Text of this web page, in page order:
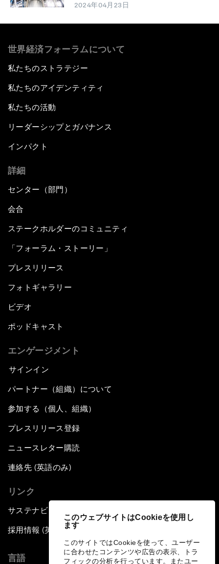
このウェブサイトはCookieを使用し
ます
このサイトではCookieを使って、ユーザー
に合わせたコンテンツや広告の表示、トラ
フィックの分析を行っています。またユー
2024年04月23日
世界経済フォーラムについて
私たちのストラテジー
私たちのアイデンティティ
私たちの活動
リーダーシップとガバナンス
インパクト
詳細
センター（部門）
会合
ステークホルダーのコミュニティ
「フォーラム・ストーリー」
プレスリリース
フォトギャラリー
ビデオ
ポッドキャスト
エンゲージメント
サインイン
パートナー（組織）について
参加する（個人、組織）
プレスリリース登録
ニュースレター購読
連絡先 (英語のみ)
リンク
サステナビリティへの取り組み
採用情報 (英語のみ)
言語